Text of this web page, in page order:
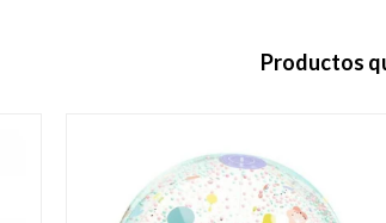
Productos